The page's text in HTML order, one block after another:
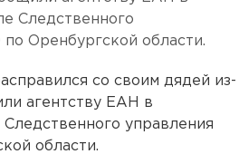
Следственного
Оренбургской области.
со своим дядей из-
агентству ЕАН в
управления
области.